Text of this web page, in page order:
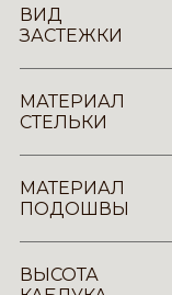
ВИД
ЗАСТЕЖКИ
МАТЕРИАЛ
СТЕЛЬКИ
МАТЕРИАЛ
ПОДОШВЫ
ВЫСОТА